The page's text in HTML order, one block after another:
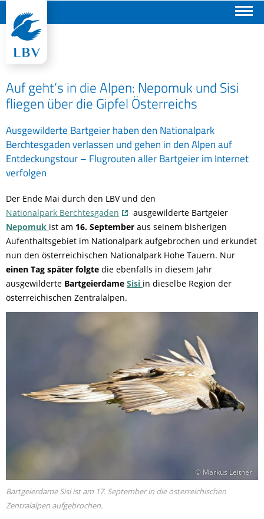
Auf geht’s in die Alpen: Nepomuk und Sisi
fliegen über die Gipfel Österreichs
Ausgewilderte Bartgeier haben den Nationalpark
Berchtesgaden verlassen und gehen in den Alpen auf
Entdeckungstour – Flugrouten aller Bartgeier im Internet
verfolgen
Der Ende Mai durch den LBV und den
Nationalpark Berchtesgaden
ausgewilderte Bartgeier
Nepomuk ist am 16. September aus seinem bisherigen
Aufenthaltsgebiet im Nationalpark aufgebrochen und erkundet
nun den österreichischen Nationalpark Hohe Tauern. Nur
einen Tag später folgte die ebenfalls in diesem Jahr
ausgewilderte Bartgeierdame Sisi in dieselbe Region der
österreichischen Zentralalpen.
© Markus Leitner
Bartgeierdame Sisi ist am 17. September in die österreichischen
Zentralalpen aufgebrochen.